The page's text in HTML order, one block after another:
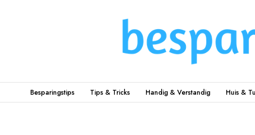
Besparingstips Tips & Tricks Handig & Verstandig Huis &